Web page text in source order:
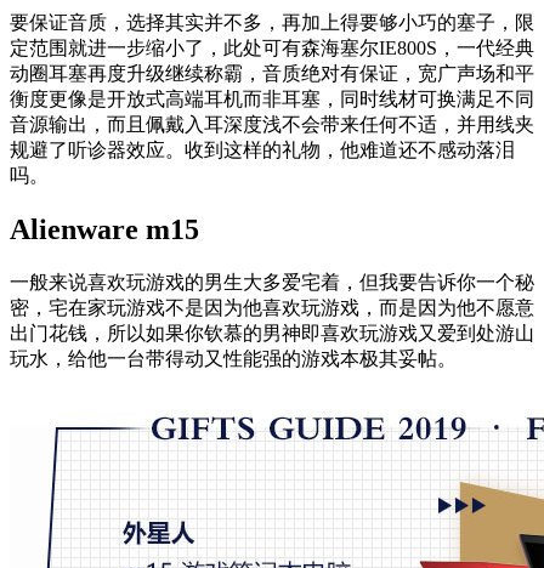
要保证音质，选择其实并不多，再加上得要够小巧的塞子，限
定范围就进一步缩小了，此处可有森海塞尔IE800S，一代经典
动圈耳塞再度升级继续称霸，音质绝对有保证，宽广声场和平
衡度更像是开放式高端耳机而非耳塞，同时线材可换满足不同
音源输出，而且佩戴入耳深度浅不会带来任何不适，并用线夹
规避了听诊器效应。收到这样的礼物，他难道还不感动落泪
吗。
Alienware m15
一般来说喜欢玩游戏的男生大多爱宅着，但我要告诉你一个秘
密，宅在家玩游戏不是因为他喜欢玩游戏，而是因为他不愿意
出门花钱，所以如果你钦慕的男神即喜欢玩游戏又爱到处游山
玩水，给他一台带得动又性能强的游戏本极其妥帖。